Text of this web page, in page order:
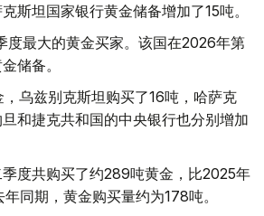
斯坦国家银行黄金储备增加了15吨。
度最大的黄金买家。该国在2026年第
储备。
乌兹别克斯坦购买了16吨，哈萨克
和捷克共和国的中央银行也分别增加
度共购买了约289吨黄金，比2025年
同期，黄金购买量约为178吨。